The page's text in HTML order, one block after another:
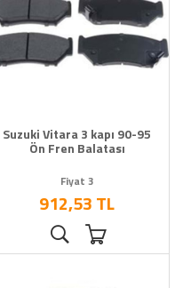
Suzuki Vitara 3 kapı 90-95
Ön Fren Balatası
Fiyat 3
912,53 TL